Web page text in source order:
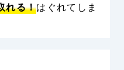
れる！はぐれてしま